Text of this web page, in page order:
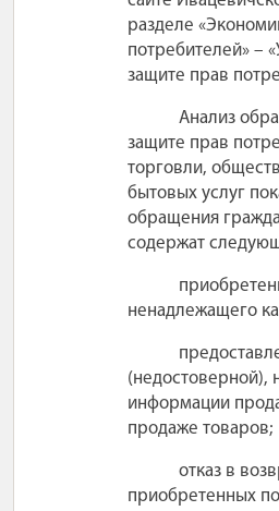
разделе
потребителей» –
защите прав
Анализ
защите прав
торговли,
бытовых услуг
обращения
содержат
ненадлежащего
(недостоверной),
информации
продаже товаров;
отказ в
приобретенных